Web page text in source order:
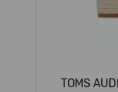
TOMS